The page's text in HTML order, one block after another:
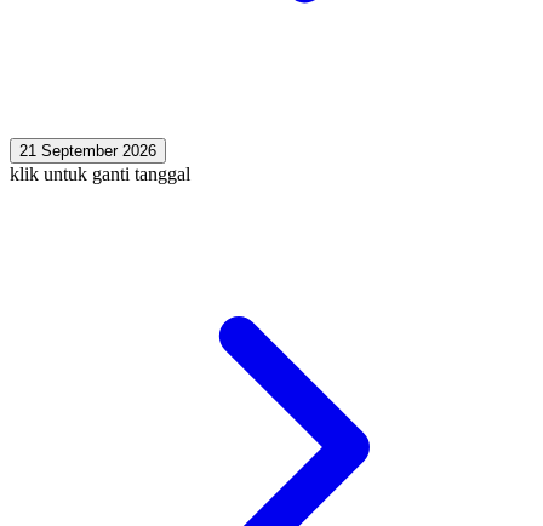
21 September 2026
klik untuk ganti tanggal